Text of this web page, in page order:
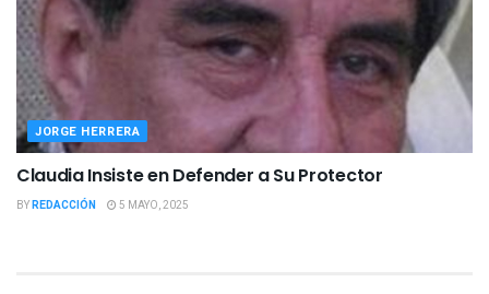
JORGE HERRERA
Claudia Insiste en Defender a Su Protector
BYREDACCIÓN 5 MAYO, 2025